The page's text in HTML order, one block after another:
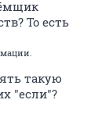
То есть
такую
"если"?